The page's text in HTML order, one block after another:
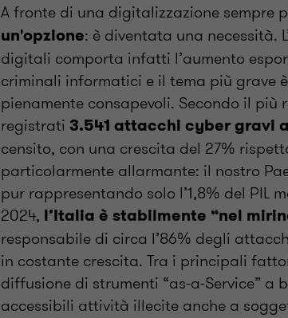
A fronte di una digitalizzazione sempre
un'opzione: è diventata una necessità.
digitali comporta infatti l’aumento
criminali informatici e il tema più grave
pienamente consapevoli. Secondo il più
registrati 3.541 attacchi cyber gravi
censito, con una crescita del 27%
particolarmente allarmante: il nostro
pur rappresentando solo l’1,8% del PIL
2024, l’Italia è stabilmente “nel
responsabile di circa l’86% degli
in costante crescita. Tra i principali
diffusione di strumenti “as-a-Service” a
accessibili attività illecite anche a